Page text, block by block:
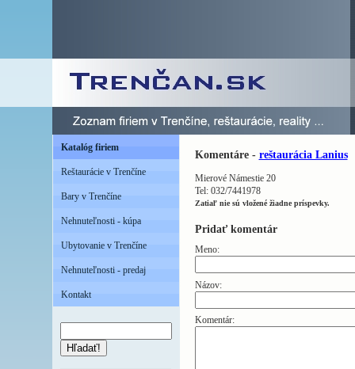
Katalóg firiem
Reštaurácie v Trenčíne
Bary v Trenčíne
Nehnuteľnosti - kúpa
Ubytovanie v Trenčíne
Nehnuteľnosti - predaj
Kontakt
Hľadať!
Komentáre - reštaurácia Lanius
Mierové Námestie 20
Tel: 032/7441978
Zatiaľ nie sú vložené žiadne príspevky.
Pridať komentár
Meno:
Názov:
Komentár: